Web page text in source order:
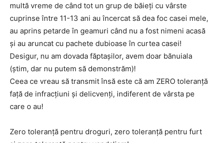
multă vreme de când tot un grup de băieți cu vârste
cuprinse între 11-13 ani au încercat să dea foc casei mele,
au aprins petarde în geamuri când nu a fost nimeni acasă
și au aruncat cu pachete dubioase în curtea casei!
Desigur, nu am dovada făptașilor, avem doar bănuiala
(știm, dar nu putem să demonstrăm)!
Ceea ce vreau să transmit însă este că am ZERO toleranță
față de infracțiuni și delicvenți, indiferent de vârsta pe
care o au!
Zero toleranță pentru droguri, zero toleranță pentru furt